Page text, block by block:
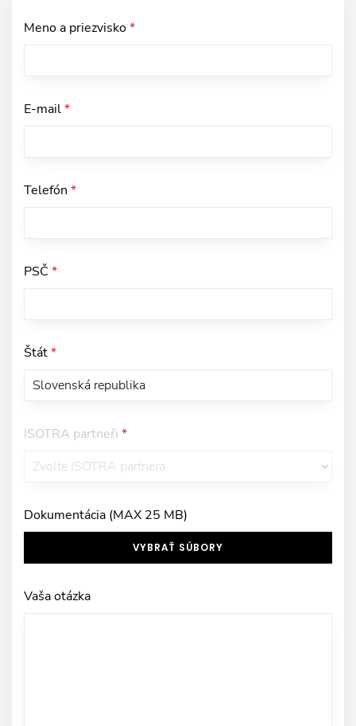
Meno a priezvisko*
E-mail*
Telefón *
PSČ *
Štát*
ISOTRA partneři *
Dokumentácia (MAX 25 MB)
VYBRAŤ SÚBORY
Vaša otázka